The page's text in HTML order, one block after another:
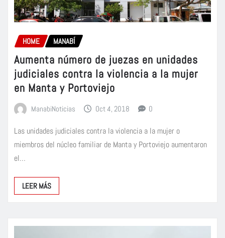
HOME MANABÍ
Aumenta número de juezas en unidades
judiciales contra la violencia a la mujer
en Manta y Portoviejo
ManabiNoticias Oct 4, 2018 0
Las unidades judiciales contra la violencia a la mujer o
miembros del núcleo familiar de Manta y Portoviejo aumentaron
el…
LEER MÁS